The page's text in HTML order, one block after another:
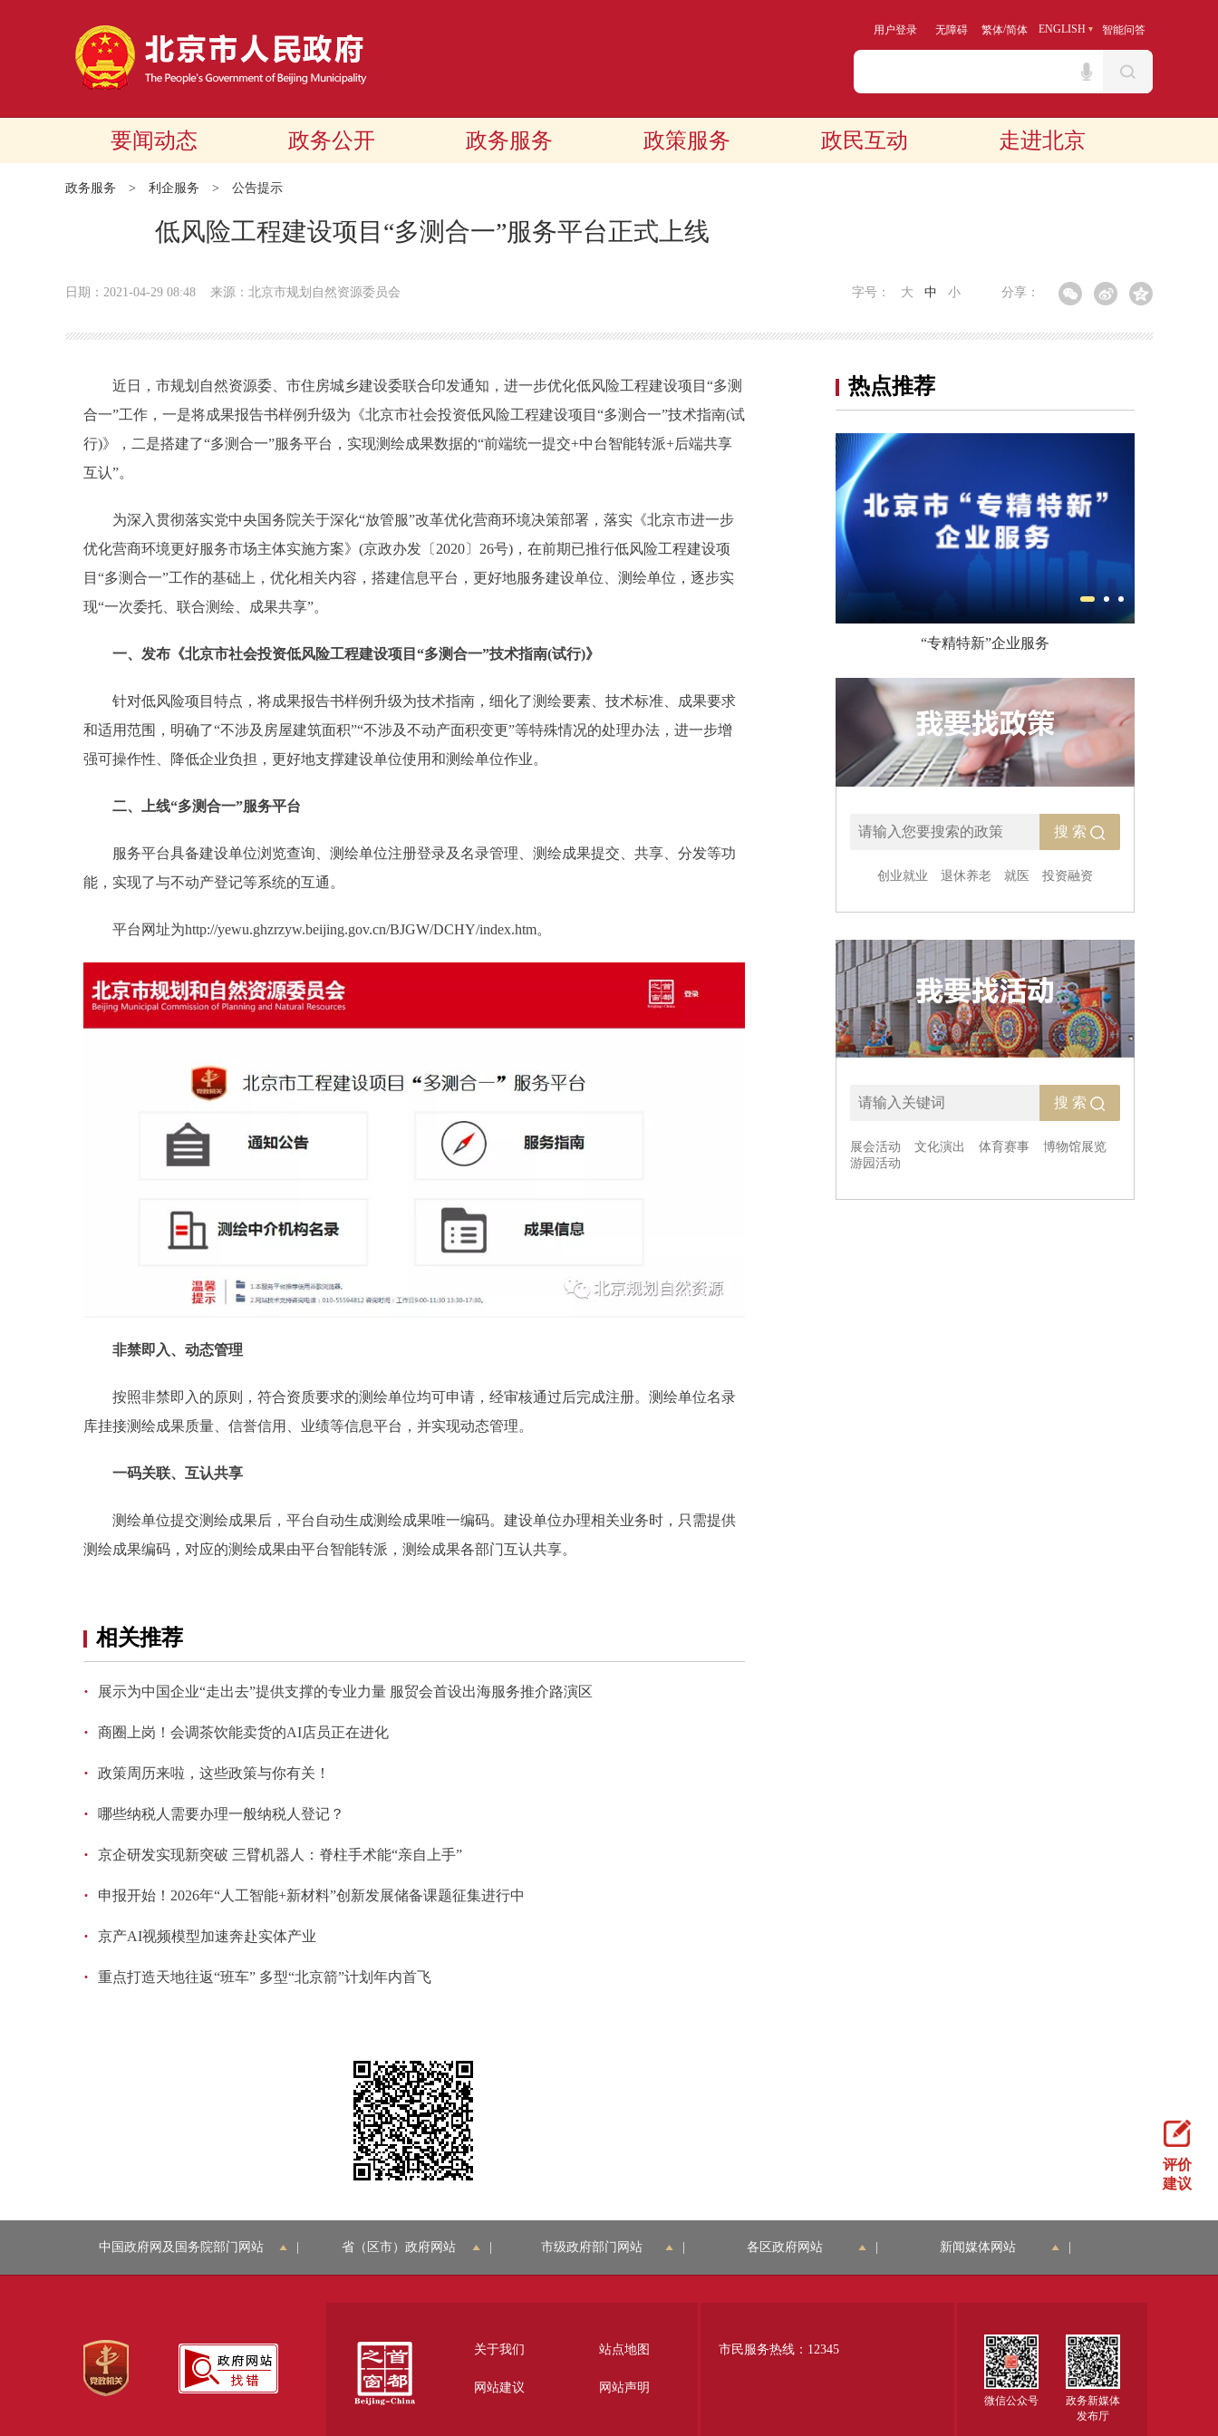
用户登录 无障碍 繁体/简体 ENGLISH 智能问答
要闻动态 政务公开 政务服务 政策服务 政民互动 走进北京
政务服务 > 利企服务 > 公告提示
低风险工程建设项目“多测合一”服务平台正式上线
日期：2021-04-29 08:48 来源：北京市规划自然资源委员会 分享：
字号： 大 中 小
近日，市规划自然资源委、市住房城乡建设委联合印发通知，进一步优化低风险工程建设项目“多测
合一”工作，一是将成果报告书样例升级为《北京市社会投资低风险工程建设项目“多测合一”技术指南(试
行)》，二是搭建了“多测合一”服务平台，实现测绘成果数据的“前端统一提交+中台智能转派+后端共享
互认”。
为深入贯彻落实党中央国务院关于深化“放管服”改革优化营商环境决策部署，落实《北京市进一步
优化营商环境更好服务市场主体实施方案》(京政办发〔2020〕26号)，在前期已推行低风险工程建设项
目“多测合一”工作的基础上，优化相关内容，搭建信息平台，更好地服务建设单位、测绘单位，逐步实
现“一次委托、联合测绘、成果共享”。
一、发布《北京市社会投资低风险工程建设项目“多测合一”技术指南(试行)》
针对低风险项目特点，将成果报告书样例升级为技术指南，细化了测绘要素、技术标准、成果要求
和适用范围，明确了“不涉及房屋建筑面积”“不涉及不动产面积变更”等特殊情况的处理办法，进一步增
强可操作性、降低企业负担，更好地支撑建设单位使用和测绘单位作业。
二、上线“多测合一”服务平台
服务平台具备建设单位浏览查询、测绘单位注册登录及名录管理、测绘成果提交、共享、分发等功
能，实现了与不动产登记等系统的互通。
平台网址为http://yewu.ghzrzyw.beijing.gov.cn/BJGW/DCHY/index.htm。
非禁即入、动态管理
按照非禁即入的原则，符合资质要求的测绘单位均可申请，经审核通过后完成注册。测绘单位名录
库挂接测绘成果质量、信誉信用、业绩等信息平台，并实现动态管理。
一码关联、互认共享
测绘单位提交测绘成果后，平台自动生成测绘成果唯一编码。建设单位办理相关业务时，只需提供
测绘成果编码，对应的测绘成果由平台智能转派，测绘成果各部门互认共享。
相关推荐
· 展示为中国企业“走出去”提供支撑的专业力量 服贸会首设出海服务推介路演区
· 商圈上岗！会调茶饮能卖货的AI店员正在进化
· 政策周历来啦，这些政策与你有关！
· 哪些纳税人需要办理一般纳税人登记？
· 京企研发实现新突破 三臂机器人：脊柱手术能“亲自上手”
· 申报开始！2026年“人工智能+新材料”创新发展储备课题征集进行中
· 京产AI视频模型加速奔赴实体产业
· 重点打造天地往返“班车” 多型“北京箭”计划年内首飞
热点推荐
评价
建议
中国政府网及国务院部门网站 省（区市）政府网站 市级政府部门网站 各区政府网站 新闻媒体网站
关于我们 站点地图
网站建议 网站声明
市民服务热线：12345
微信公众号
政务新媒体
发布厅